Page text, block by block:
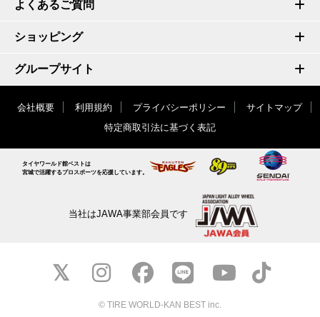
よくあるご質問
ショッピング
グループサイト
会社概要 利用規約 プライバシーポリシー
サイトマップ
特定商取引法に基づく表記
タイヤワールド館ベストは
宮城で活躍するプロスポーツを応援しています。
当社はJAWA事業部会員です
© TIRE WORLD-KAN BEST inc.